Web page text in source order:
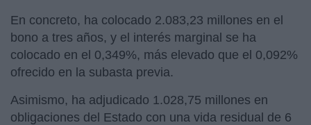
En concreto, ha colocado 2.083,23 millones en el
bono a tres años, y el interés marginal se ha
colocado en el 0,349%, más elevado que el 0,092%
ofrecido en la subasta previa.
Asimismo, ha adjudicado 1.028,75 millones en
obligaciones del Estado con una vida residual de 6